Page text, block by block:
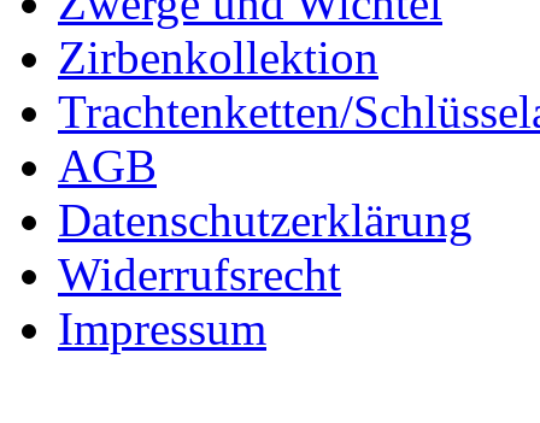
Zirbenkollektion
Trachtenketten/
AGB
Datenschutzerklärung
Widerrufsrecht
Impressum